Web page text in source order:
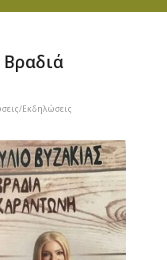
Εκδηλώσεις